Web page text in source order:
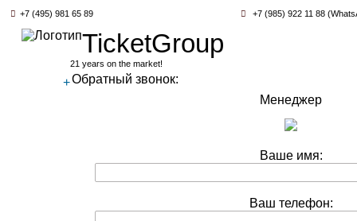
+7 (495) 981 65 89 +7 (985) 922 11 88
TicketGroup
21 years on the market!
+Обратный звонок:
Менеджер
Ваше имя:
Ваш телефон: